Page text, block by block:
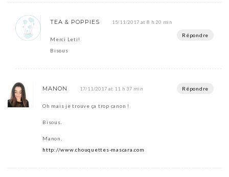
TEA & POPPIES 15/11/2017 at 8 h 20 min
Répondre
Merci Leti!
Bisous
MANON 17/11/2017 at 11 h 37 min Répondre
Oh mais je trouve ça trop canon !
Bisous.
Manon,
http://www.chouquettes-mascara.com